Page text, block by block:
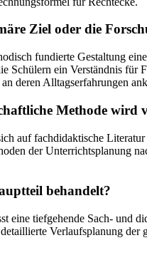
Ziel oder die
fundierte Gestaltung
Schülern ein Verständnis für
deren Alltagserfahrungen
Methode wird
auf fachdidaktische
der Unterrichtsplanung
behandelt?
eine tiefgehende Sach- und
Verlaufsplanung der